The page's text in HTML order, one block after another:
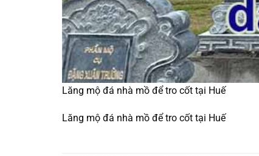
Lăng mộ đá nhà mồ để tro cốt tại Huế
Lăng mộ đá nhà mồ để tro cốt tại Huế